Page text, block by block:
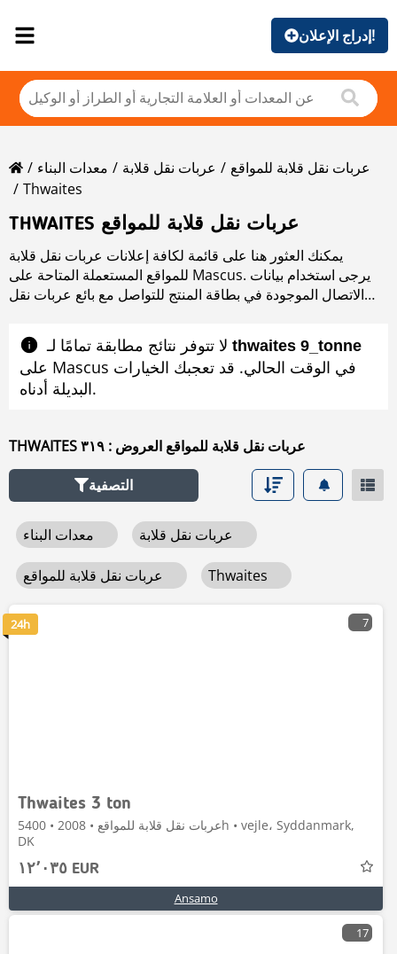
إدراج الإعلان!
معدات البناء عربات نقل قلابة
عربات نقل قلابة للمواقع
Thwaites
THWAITES عربات نقل قلابة للمواقع
يمكنك العثور هنا على قائمة لكافة إعلانات عربات نقل قلابة
للمواقع المستعملة المتاحة على Mascus. يرجى استخدام بيانات
الاتصال الموجودة في بطاقة المنتج للتواصل مع بائع عربات نقل
thwaites 9_tonne
على Mascus في الوقت الحالي. قد تعجبك الخيارات
البديلة أدناه.
THWAITES عربات نقل قلابة للمواقع العروض : ٣١٩
التصفية
Thwaites
7
Thwaites 3 ton
عربات نقل قلابة للمواقع • 2008 • 5400h • vejle، Syddanmark,
DK
١٢٬٠٣٥ EUR
Ansamo
24h
17